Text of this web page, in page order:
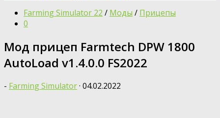
Farming Simulator 22 / Моды / Прицепы
0
Мод прицеп Farmtech DPW 1800
AutoLoad v1.4.0.0 FS2022
- Farming Simulator· 04.02.2022